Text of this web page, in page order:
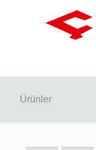
Ürünler